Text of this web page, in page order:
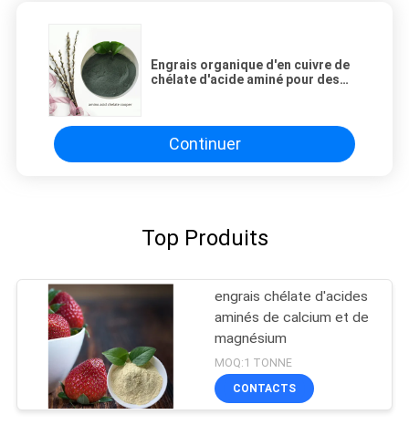
Engrais organique d'en cuivre de
chélate d'acide aminé pour des
Continuer
Top Produits
engrais chélate d'acides
aminés de calcium et de
magnésium
MOQ:1 TONNE
CONTACTS